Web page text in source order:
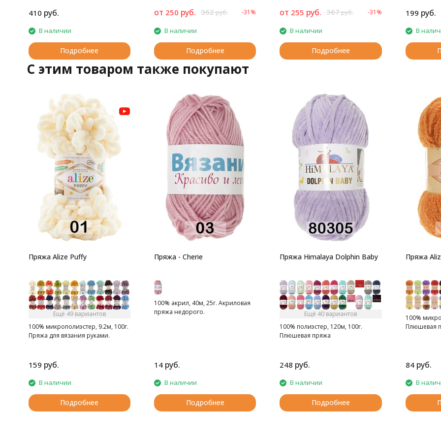
410 руб.
В наличии
Подробнее
от 250 руб. 362руб. -31%
В наличии
Подробнее
от 255 руб. 367руб. -31%
В наличии
Подробнее
199 руб.
В
C этим товаром также покупают
Пряжа Alize Puffy
Ещё 49 вариантов
100% микрополиэстер, 9.2м, 100г.
Пряжа для вязания руками.
159 руб.
В наличии
Подробнее
Пряжа - Cherie
100% акрил, 40м, 25г. Акриловая
пряжа недорого.
14 руб.
В наличии
Подробнее
Пряжа Himalaya Dolphin Baby
Ещё 40 вариантов
100% полиэстер, 120м, 100г.
Плюшевая пряжа
248 руб.
В наличии
Подробнее
Пряжа
100%
Плюшевая
84 руб.
В